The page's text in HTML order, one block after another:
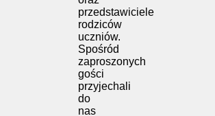
przedstawiciele
rodziców
uczniów.
Spośród
zaproszonych
gości
przyjechali
do
nas